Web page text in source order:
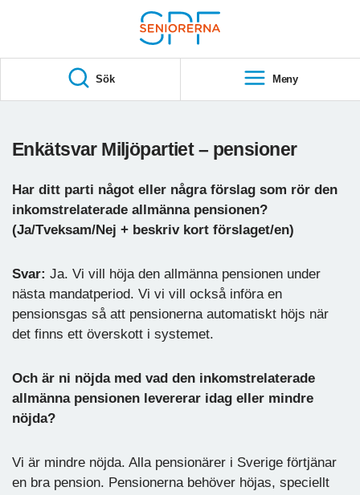
S
A
Sök Meny
Enkätsvar Miljöpartiet – pensioner
Har ditt parti något eller några förslag som rör den
inkomstrelaterade allmänna pensionen?
(Ja/Tveksam/Nej + beskriv kort förslaget/en)
Svar: Ja. Vi vill höja den allmänna pensionen under
nästa mandatperiod. Vi vi vill också införa en
pensionsgas så att pensionerna automatiskt höjs när
det finns ett överskott i systemet.
Och är ni nöjda med vad den inkomstrelaterade
allmänna pensionen levererar idag eller mindre
nöjda?
Vi är mindre nöjda. Alla pensionärer i Sverige förtjänar
en bra pension. Pensionerna behöver höjas, speciellt